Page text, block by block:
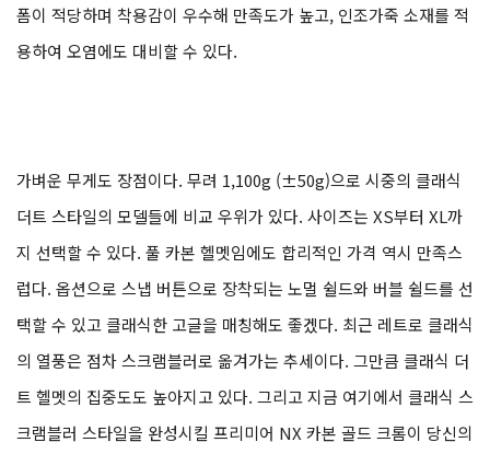
폼이 적당하며 착용감이 우수해 만족도가 높고, 인조가죽 소재를 적
용하여 오염에도 대비할 수 있다.
가벼운 무게도 장점이다. 무려 1,100g (±50g)으로 시중의 클래식
더트 스타일의 모델들에 비교 우위가 있다. 사이즈는 XS부터 XL까
지 선택할 수 있다. 풀 카본 헬멧임에도 합리적인 가격 역시 만족스
럽다. 옵션으로 스냅 버튼으로 장착되는 노멀 쉴드와 버블 쉴드를 선
택할 수 있고 클래식한 고글을 매칭해도 좋겠다. 최근 레트로 클래식
의 열풍은 점차 스크램블러로 옮겨가는 추세이다. 그만큼 클래식 더
트 헬멧의 집중도도 높아지고 있다. 그리고 지금 여기에서 클래식 스
크램블러 스타일을 완성시킬 프리미어 NX 카본 골드 크롬이 당신의